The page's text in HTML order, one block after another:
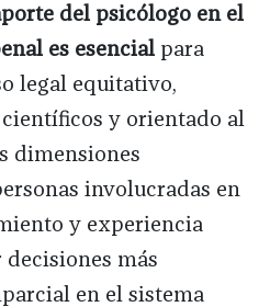
del psicólogo en el
es esencial para
legal equitativo,
y orientado al
dimensiones
involucradas en
y experiencia
más
en el sistema